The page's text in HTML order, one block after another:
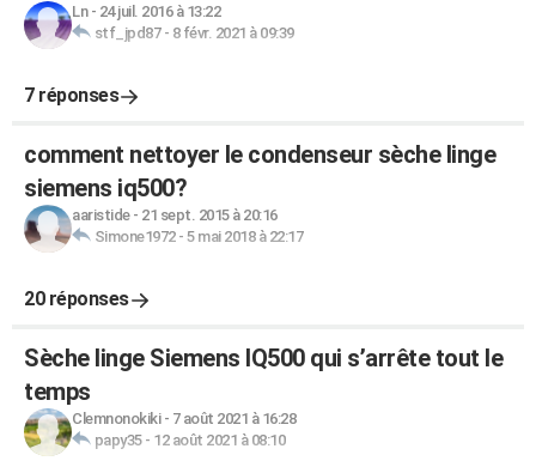
Ln- 24 juil. 2016 à 13:22
stf_jpd87- 8 févr. 2021 à 09:39
7 réponses
comment nettoyer le condenseur sèche linge
siemens iq500?
aaristide- 21 sept. 2015 à 20:16
Simone1972- 5 mai 2018 à 22:17
20 réponses
Sèche linge Siemens IQ500 qui s’arrête tout le
temps
Clemnonokiki- 7 août 2021 à 16:28
papy35- 12 août 2021 à 08:10